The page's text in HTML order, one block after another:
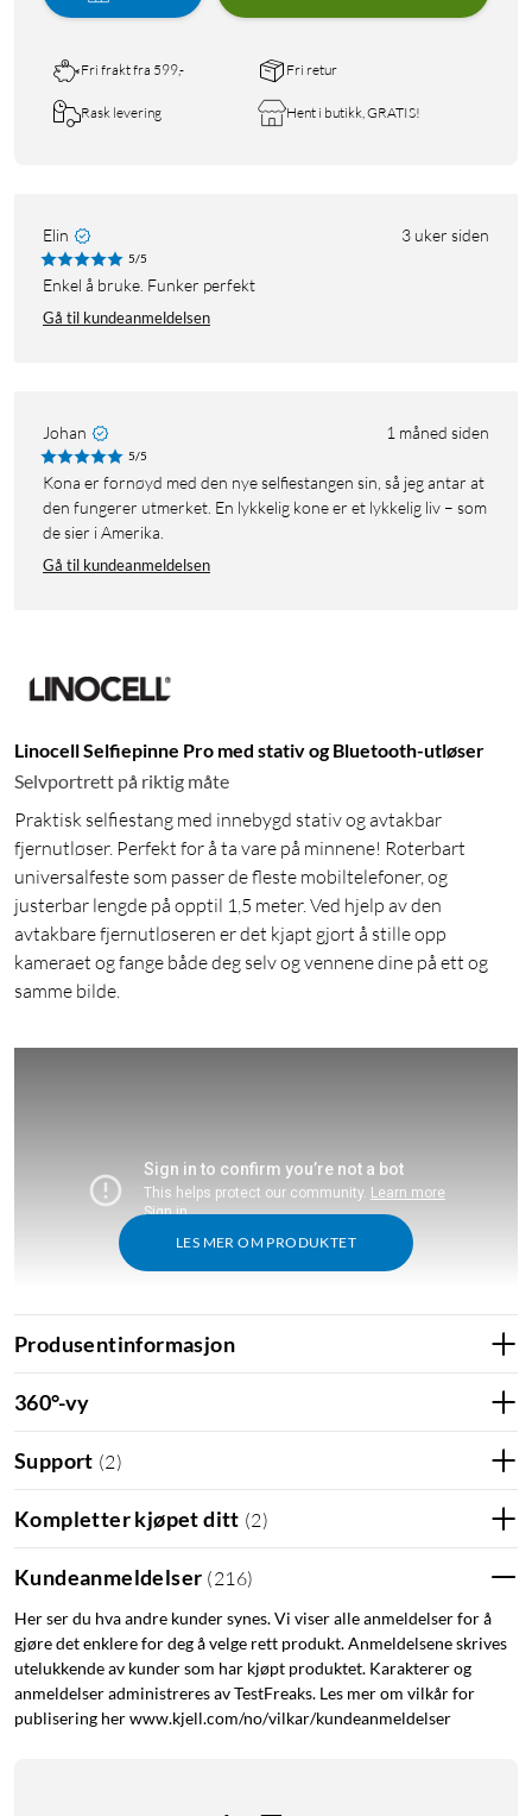
Fri frakt fra 599,- Fri retur
Rask levering Hent i butikk, GRATIS!
Elin 3 uker siden
5/5
Enkel å bruke. Funker perfekt
Gå til kundeanmeldelsen
Johan 1 måned siden
5/5
Kona er fornøyd med den nye selfiestangen sin, så jeg antar at
den fungerer utmerket. En lykkelig kone er et lykkelig liv – som
de sier i Amerika.
Gå til kundeanmeldelsen
Linocell Selfiepinne Pro med stativ og Bluetooth-utløser
Selvportrett på riktig måte
Praktisk selfiestang med innebygd stativ og avtakbar
fjernutløser. Perfekt for å ta vare på minnene! Roterbart
universalfeste som passer de fleste mobiltelefoner, og
justerbar lengde på opptil 1,5 meter. Ved hjelp av den
avtakbare fjernutløseren er det kjapt gjort å stille opp
kameraet og fange både deg selv og vennene dine på ett og
samme bilde.
LES MER OM PRODUKTET
Spesifikasjoner
Lengde: 30–150 cm
Maksvekt: 700 g
Leveres med selfiestang, fjernkontroll og batteri (1x CR1632)
Selfiestang Tripod Fotostativ
Produsentinformasjon
360°-vy
Support (2)
Kompletter kjøpet ditt (2)
Kundeanmeldelser (216)
Her ser du hva andre kunder synes. Vi viser alle anmeldelser for å
gjøre det enklere for deg å velge rett produkt. Anmeldelsene skrives
utelukkende av kunder som har kjøpt produktet. Karakterer og
anmeldelser administreres av TestFreaks. Les mer om vilkår for
publisering her www.kjell.com/no/vilkar/kundeanmeldelser